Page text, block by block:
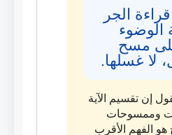
الجر
الوضوء
مسح
لا غسلها.
إن تقسيم الآية
وممسوحات
الفهم الأقرب